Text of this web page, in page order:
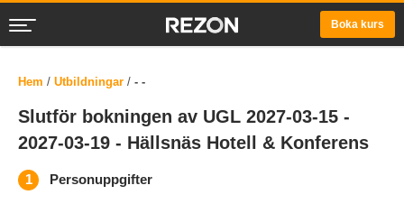
Boka kurs
Hem / Utbildningar / - -
Slutför bokningen av UGL 2027-03-15 -
2027-03-19 - Hällsnäs Hotell & Konferens
Personuppgifter